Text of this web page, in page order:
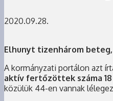
2020.09.28.
Elhunyt tizenhárom
A kormányzati portálon azt
aktív fertőzöttek száma 18
közülük 44-en vannak